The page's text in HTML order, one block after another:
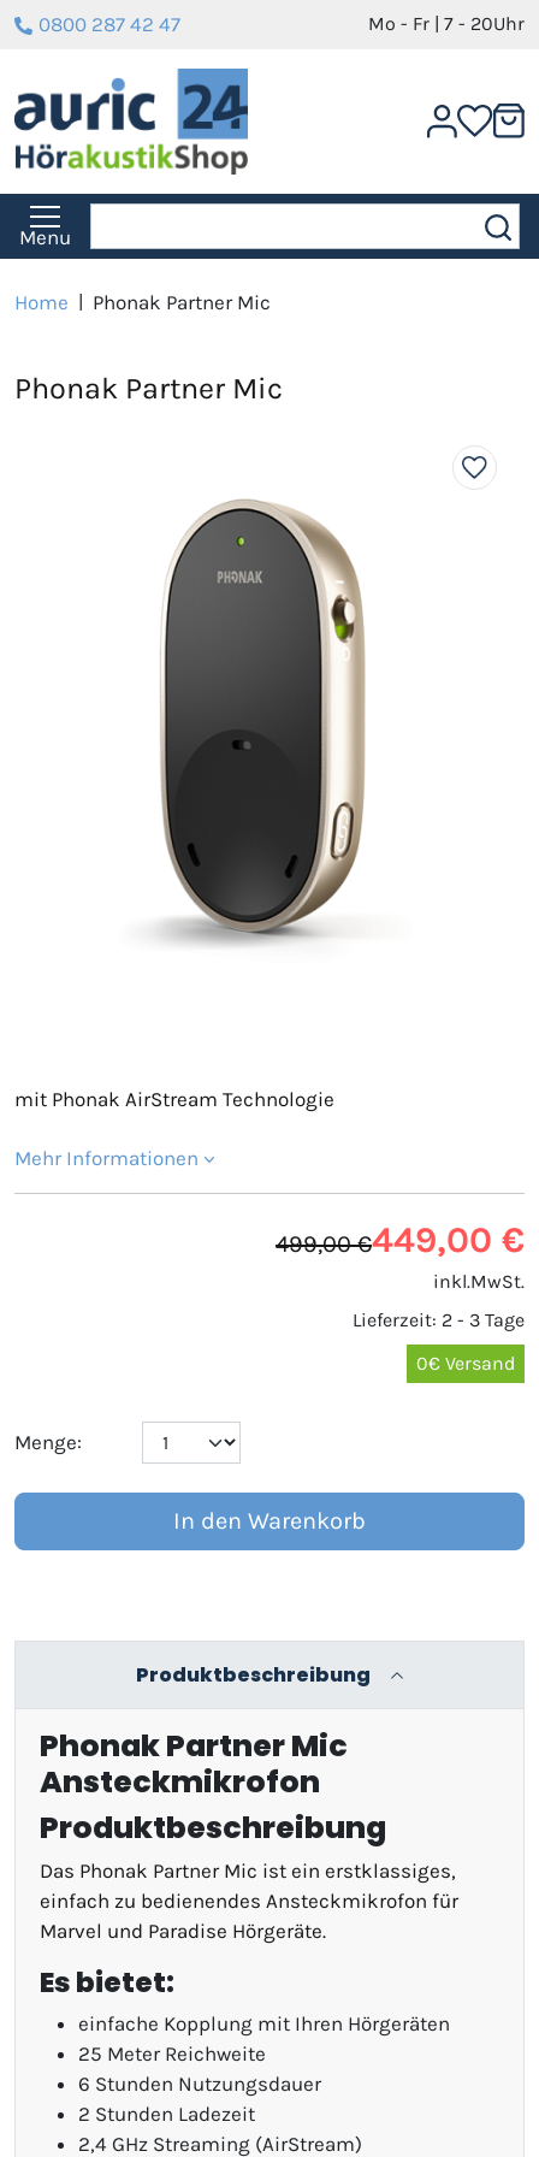
0800 287 42 47 Mo - Fr | 7 - 20Uhr
Menu
Home | Phonak Partner Mic
Phonak Partner Mic
mit Phonak AirStream Technologie
Mehr Informationen
499,00 €449,00 €
inkl.MwSt.
Lieferzeit: 2 - 3 Tage
0€ Versand
Menge:
In den Warenkorb
Produktbeschreibung
Phonak Partner Mic
Ansteckmikrofon
Produktbeschreibung
Das Phonak Partner Mic ist ein erstklassiges,
einfach zu bedienendes Ansteckmikrofon für
Marvel und Paradise Hörgeräte.
Es bietet:
einfache Kopplung mit Ihren Hörgeräten
25 Meter Reichweite
6 Stunden Nutzungsdauer
2 Stunden Ladezeit
2,4 GHz Streaming (AirStream)